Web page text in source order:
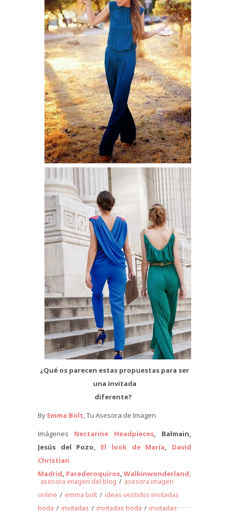
¿Qué os parecen estas propuestas para ser
una invitada
diferente?
By Emma Bolt, Tu Asesora de Imagen.
Imágenes Nectarine Headpieces, Balmain,
Jesús del Pozo, El look de María, David
Christian
Madrid, Parederoquiros, Walkinwonderland,
asesora imagen del blog / asesora imagen
online / emma bolt / ideas vestidos invitadas
boda / invitadas / invitadas boda / invitadas